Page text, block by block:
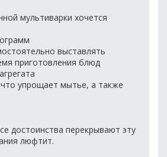
мультиварки хочется
выставлять
приготовления блюд
упрощает мытье, а также
достоинства перекрывают эту
люфтит.